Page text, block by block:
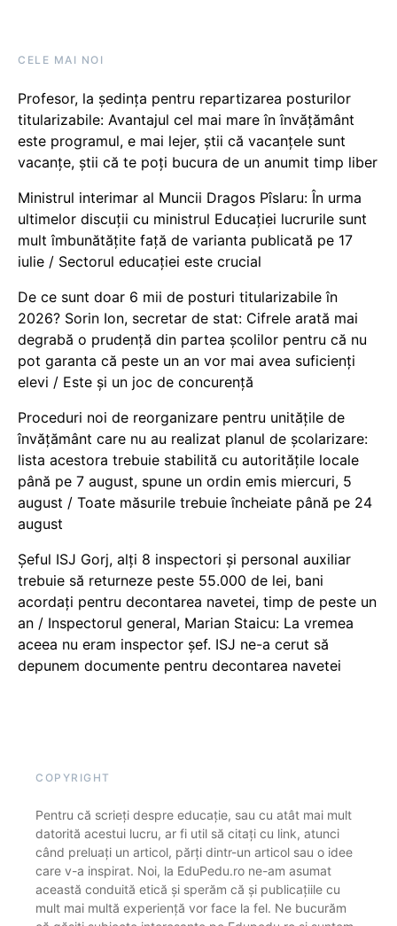
CELE MAI NOI
Profesor, la ședința pentru repartizarea posturilor
titularizabile: Avantajul cel mai mare în învățământ
este programul, e mai lejer, știi că vacanțele sunt
vacanţe, știi că te poți bucura de un anumit timp liber
Ministrul interimar al Muncii Dragos Pîslaru: În urma
ultimelor discuții cu ministrul Educației lucrurile sunt
mult îmbunătățite față de varianta publicată pe 17
iulie / Sectorul educației este crucial
De ce sunt doar 6 mii de posturi titularizabile în
2026? Sorin Ion, secretar de stat: Cifrele arată mai
degrabă o prudență din partea școlilor pentru că nu
pot garanta că peste un an vor mai avea suficienți
elevi / Este și un joc de concurență
Proceduri noi de reorganizare pentru unitățile de
învățământ care nu au realizat planul de școlarizare:
lista acestora trebuie stabilită cu autoritățile locale
până pe 7 august, spune un ordin emis miercuri, 5
august / Toate măsurile trebuie încheiate până pe 24
august
Șeful ISJ Gorj, alți 8 inspectori și personal auxiliar
trebuie să returneze peste 55.000 de lei, bani
acordați pentru decontarea navetei, timp de peste un
an / Inspectorul general, Marian Staicu: La vremea
aceea nu eram inspector șef. ISJ ne-a cerut să
depunem documente pentru decontarea navetei
COPYRIGHT
Pentru că scrieți despre educație, sau cu atât mai mult
datorită acestui lucru, ar fi util să citați cu link, atunci
când preluați un articol, părți dintr-un articol sau o idee
care v-a inspirat. Noi, la EduPedu.ro ne-am asumat
această conduită etică și sperăm că și publicațiile cu
mult mai multă experiență vor face la fel. Ne bucurăm